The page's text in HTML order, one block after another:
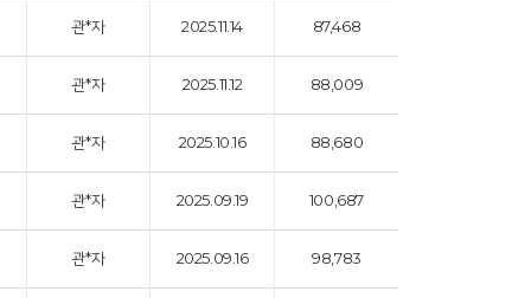
관*자 2025.11.14 87,468
관*자 2025.11.12 88,009
관*자 2025.10.16 88,680
관*자 2025.09.19 100,687
관*자 2025.09.16 98,783